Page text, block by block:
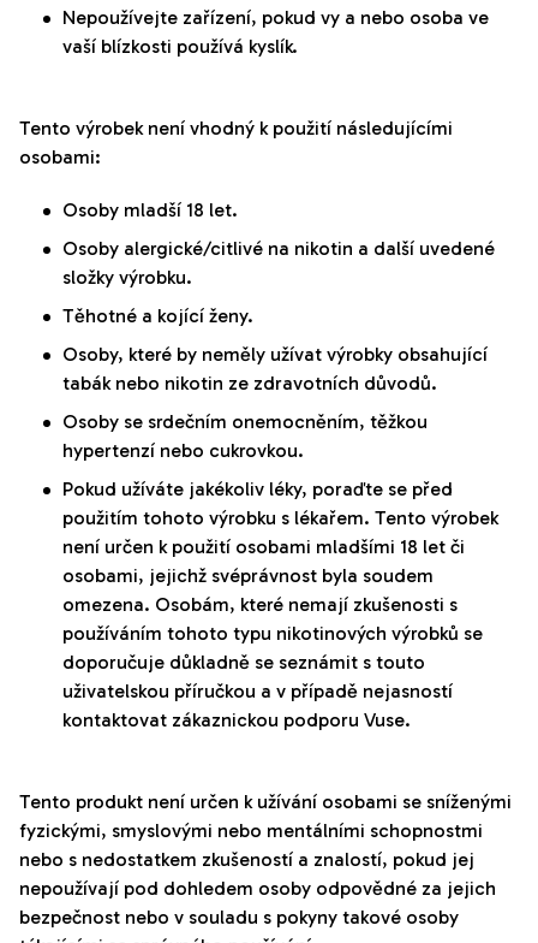
Nepoužívejte zařízení, pokud vy a nebo osoba ve
vaší blízkosti používá kyslík.
Tento výrobek není vhodný k použití následujícími
osobami:
Osoby mladší 18 let.
Osoby alergické/citlivé na nikotin a další uvedené
složky výrobku.
Těhotné a kojící ženy.
Osoby, které by neměly užívat výrobky obsahující
tabák nebo nikotin ze zdravotních důvodů.
Osoby se srdečním onemocněním, těžkou
hypertenzí nebo cukrovkou.
Pokud užíváte jakékoliv léky, poraďte se před
použitím tohoto výrobku s lékařem. Tento výrobek
není určen k použití osobami mladšími 18 let či
osobami, jejichž svéprávnost byla soudem
omezena. Osobám, které nemají zkušenosti s
používáním tohoto typu nikotinových výrobků se
doporučuje důkladně se seznámit s touto
uživatelskou příručkou a v případě nejasností
kontaktovat zákaznickou podporu Vuse.
Tento produkt není určen k užívání osobami se sníženými
fyzickými, smyslovými nebo mentálními schopnostmi
nebo s nedostatkem zkušeností a znalostí, pokud jej
nepoužívají pod dohledem osoby odpovědné za jejich
bezpečnost nebo v souladu s pokyny takové osoby